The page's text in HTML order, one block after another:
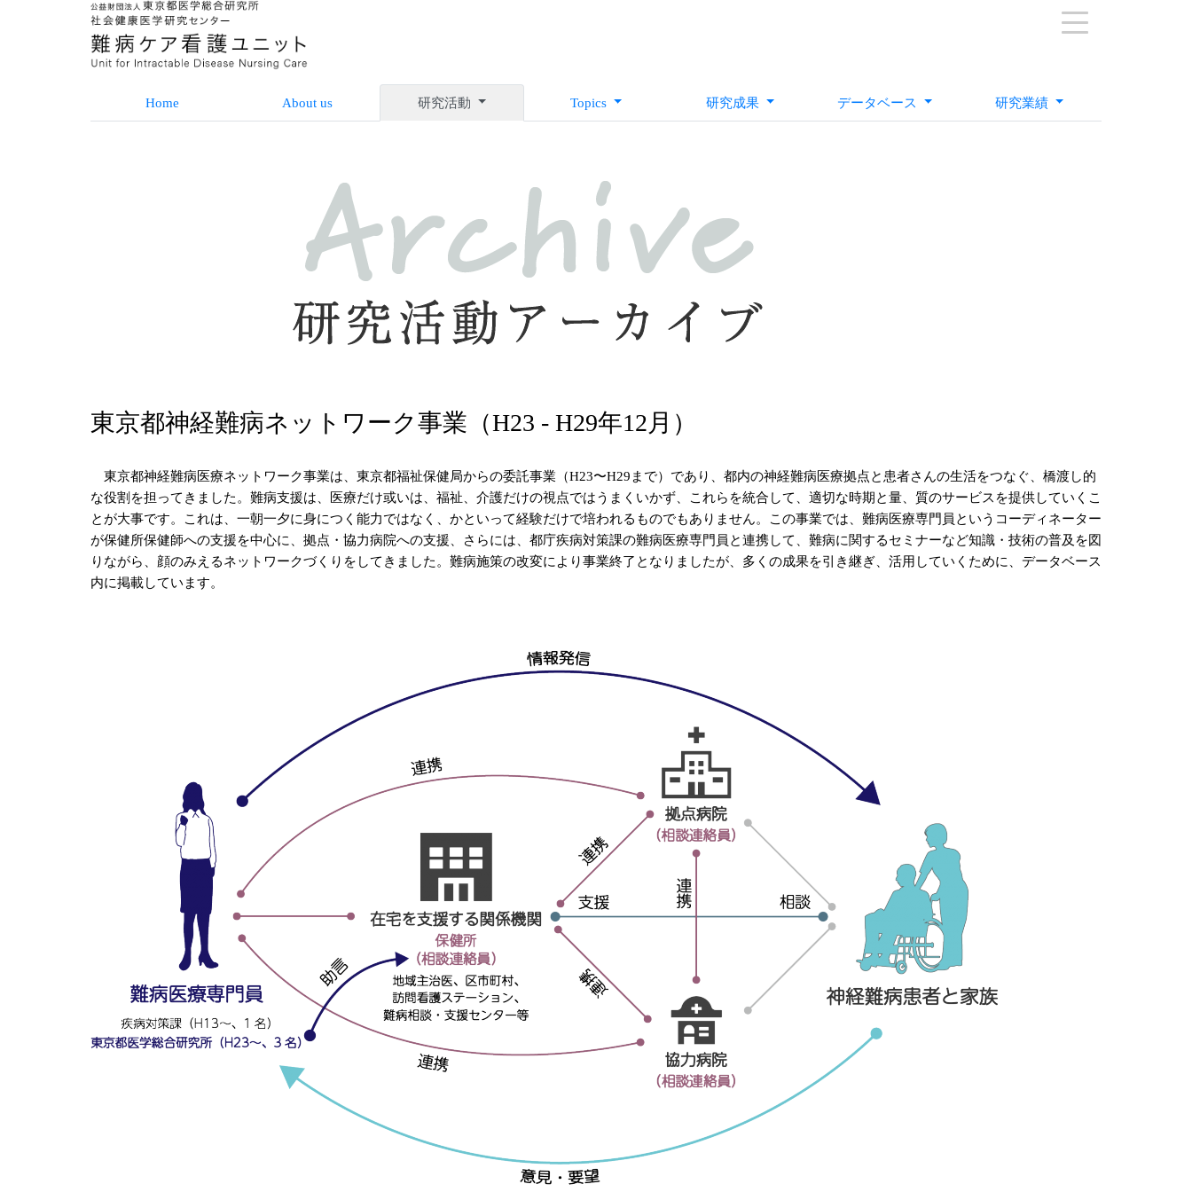
Home About us 研究活動 Topics 研究成果 データベース 研究業績
東京都神経難病ネットワーク事業（H23 - H29年12月）
東京都神経難病医療ネットワーク事業は、東京都福祉保健局からの委託事業（H23〜H29まで）であり、都内の神経難病医療拠点と患者さんの生活をつなぐ、橋渡し的
な役割を担ってきました。難病支援は、医療だけ或いは、福祉、介護だけの視点ではうまくいかず、これらを統合して、適切な時期と量、質のサービスを提供していくこ
とが大事です。これは、一朝一夕に身につく能力ではなく、かといって経験だけで培われるものでもありません。この事業では、難病医療専門員というコーディネーター
が保健所保健師への支援を中心に、拠点・協力病院への支援、さらには、都庁疾病対策課の難病医療専門員と連携して、難病に関するセミナーなど知識・技術の普及を図
りながら、顔のみえるネットワークづくりをしてきました。難病施策の改変により事業終了となりましたが、多くの成果を引き継ぎ、活用していくために、データベース
内に掲載しています。